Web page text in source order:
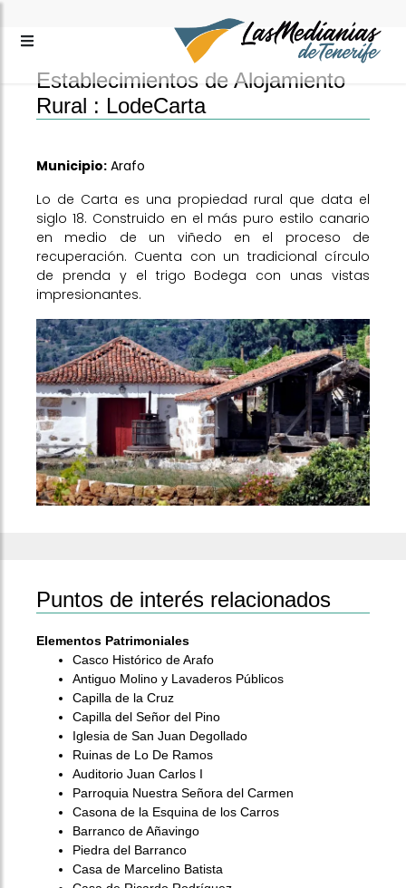
Establecimientos de Alojamiento
Rural : LodeCarta
Municipio: Arafo
Lo de Carta es una propiedad rural que data el
siglo 18. Construido en el más puro estilo canario
en medio de un viñedo en el proceso de
recuperación. Cuenta con un tradicional círculo
de prenda y el trigo Bodega con unas vistas
impresionantes.
Puntos de interés relacionados
Elementos Patrimoniales
Casco Histórico de Arafo
Antiguo Molino y Lavaderos Públicos
Capilla de la Cruz
Capilla del Señor del Pino
Iglesia de San Juan Degollado
Ruinas de Lo De Ramos
Auditorio Juan Carlos I
Parroquia Nuestra Señora del Carmen
Casona de la Esquina de los Carros
Barranco de Añavingo
Piedra del Barranco
Casa de Marcelino Batista